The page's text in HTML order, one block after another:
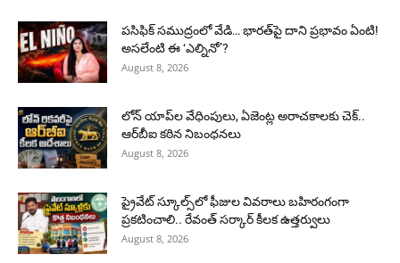
పసిఫిక్ సముద్రంలో వేడి… భారత్‌పై దాని ప్రభావం ఏంటి!
అసలేంటి ఈ ‘ఎల్నినో’?
August 8, 2026
లోన్ యాప్‌ల వేధింపులు, ఏజెంట్ల అరాచకాలకు చెక్..
ఆర్‌బీఐ కఠిన నిబంధనలు
August 8, 2026
ప్రైవేట్ స్కూల్స్‌లో ఫీజుల వివరాలు బహిరంగంగా
ప్రకటించాలి.. రేవంత్ సర్కార్ కీలక ఉత్తర్వులు
August 8, 2026